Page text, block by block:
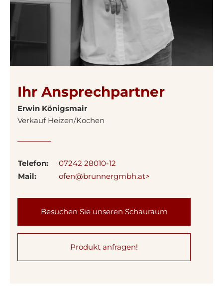
Ihr Ansprechpartner
Erwin Königsmair
Verkauf Heizen/Kochen
Telefon:
07242 28010-12
Mail:
ofen@brunnergmbh.at>
Besuchen Sie unseren Schauraum
Produkt anfragen!